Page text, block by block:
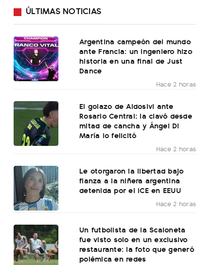
ÚLTIMAS NOTICIAS
Argentina campeón del mundo
ante Francia: un ingeniero hizo
historia en una final de Just
Dance
Hace 2 horas
El golazo de Aldosivi ante
Rosario Central: la clavó desde
mitad de cancha y Ángel Di
María lo felicitó
Hace 2 horas
Le otorgaron la libertad bajo
fianza a la niñera argentina
detenida por el ICE en EEUU
Hace 2 horas
Un futbolista de la Scaloneta
fue visto solo en un exclusivo
restaurante: la foto que generó
polémica en redes